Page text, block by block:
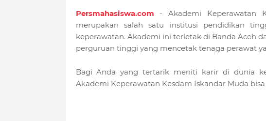
Persmahasiswa.com - Akademi Keperawatan
merupakan salah satu institusi pendidikan
keperawatan. Akademi ini terletak di Banda Aceh
perguruan tinggi yang mencetak tenaga perawat
Bagi Anda yang tertarik meniti karir di dunia
Akademi Keperawatan Kesdam Iskandar Muda